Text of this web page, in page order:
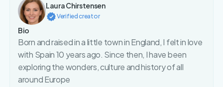
Laura Chirstensen
Verified creator
Bio
Born and raised in a little town in England, I felt in love
with Spain 10 years ago. Since then, I have been
exploring the wonders, culture and history of all
around Europe